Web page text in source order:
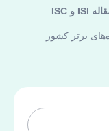
برتر کشور